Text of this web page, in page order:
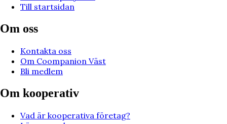
Till startsidan
Om oss
Kontakta oss
Om Coompanion Väst
Bli medlem
Om kooperativ
Vad är kooperativa företag?